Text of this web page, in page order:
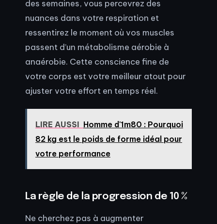
des semaines, vous percevrez des
nuances dans votre respiration et
ressentirez le moment où vos muscles
passent d’un métabolisme aérobie à
anaérobie. Cette conscience fine de
votre corps est votre meilleur atout pour
ajuster votre effort en temps réel.
LIRE AUSSI Homme d'1m80 : Pourquoi
82 kg est le poids de forme idéal pour
votre performance
La règle de la progression de 10 %
Ne cherchez pas à augmenter